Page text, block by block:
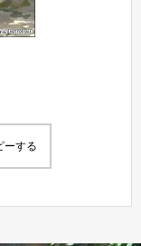
ーする